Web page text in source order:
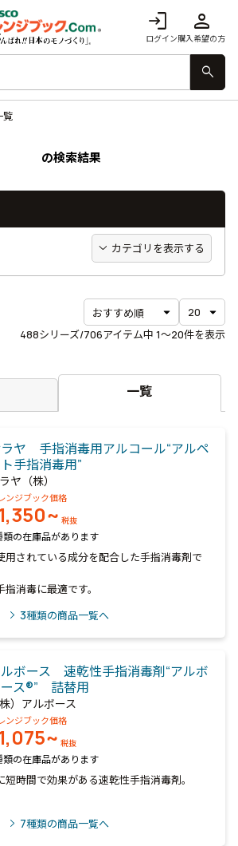
login
ログイン
person
購入希望の方
search
覧
の検索結果
488シリーズ/706アイテム中 1〜20件を表示
一覧
ヤ 手指消毒用アルコール“アルペ
手指消毒用”
ヤ（株）
ンジブック価格
1,350~ 税抜
類の在庫品があります
用されている成分を配合した手指消毒剤で
消毒に最適です。
3種類の商品一覧へ
ボース 速乾性手指消毒剤“アルボ
ス®” 詰替用
株）アルボース
ンジブック価格
1,075~ 税抜
類の在庫品があります
時間で効果がある速乾性手指消毒剤。
7種類の商品一覧へ
カテゴリを表示する